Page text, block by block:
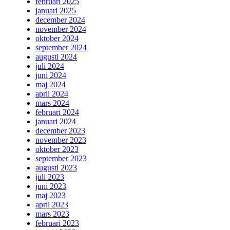
januari 2025
december 2024
november 2024
oktober 2024
september 2024
augusti 2024
juli 2024
juni 2024
maj 2024
april 2024
mars 2024
februari 2024
januari 2024
december 2023
november 2023
oktober 2023
september 2023
augusti 2023
juli 2023
juni 2023
maj 2023
april 2023
mars 2023
februari 2023